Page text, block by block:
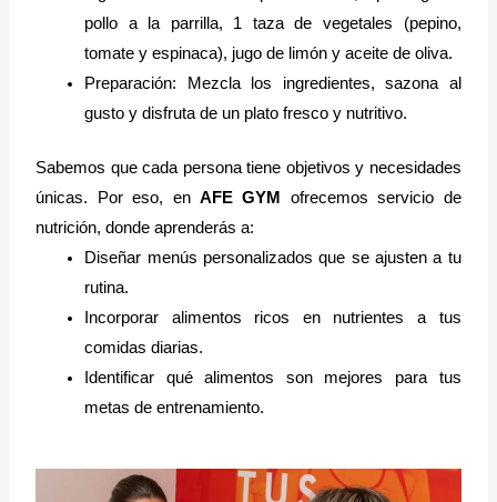
pollo a la parrilla, 1 taza de vegetales (pepino,
tomate y espinaca), jugo de limón y aceite de oliva.
Preparación: Mezcla los ingredientes, sazona al
gusto y disfruta de un plato fresco y nutritivo.
Sabemos que cada persona tiene objetivos y necesidades
únicas. Por eso, en AFE GYM ofrecemos servicio de
nutrición, donde aprenderás a:
Diseñar menús personalizados que se ajusten a tu
rutina.
Incorporar alimentos ricos en nutrientes a tus
comidas diarias.
Identificar qué alimentos son mejores para tus
metas de entrenamiento.